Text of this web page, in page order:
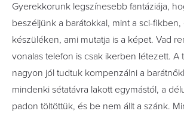
Gyerekkorunk legszínesebb fantáziája,
beszéljünk a barátokkal, mint a sci-
készüléken, ami mutatja is a képet. Vad
vonalas telefon is csak ikerben létezett. A
nagyon jól tudtuk kompenzálni a
mindenki sétatávra lakott egymástól, a
padon töltöttük, és be nem állt a szánk.